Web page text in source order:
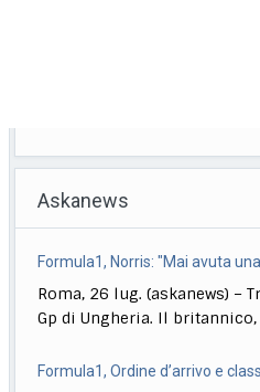
Askanews
Formula1, Ordine d’arrivo e
Roma, 26 lug. (askanews) –
Gp di Ungheria e la
Formula1, Antonelli: "Oggi ho